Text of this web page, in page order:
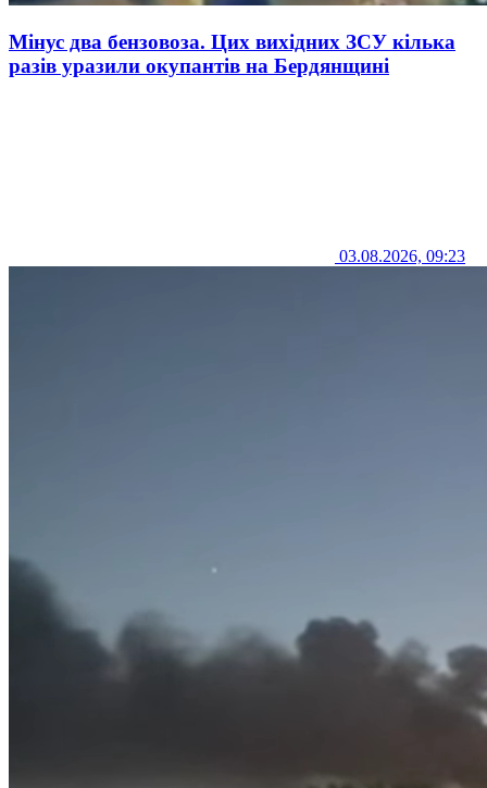
Мінус два бензовоза. Цих вихідних ЗСУ кілька
разів уразили окупантів на Бердянщині
03.08.2026, 09:23